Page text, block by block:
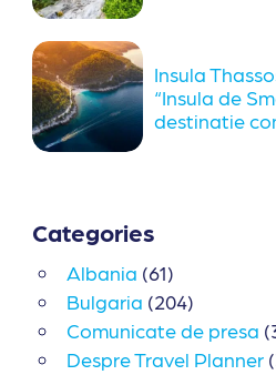
Insula
“Insula de
destinatie
Categories
Albania (61)
Bulgaria (204)
Comunicate de presa
Despre Travel Planner